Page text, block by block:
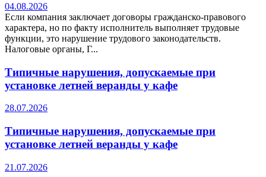
04.08.2026
Если компания заключает договоры гражданско-правового
характера, но по факту исполнитель выполняет трудовые
функции, это нарушение трудового законодательств.
Налоговые органы, Г...
Типичные нарушения, допускаемые при
установке летней веранды у кафе
28.07.2026
Типичные нарушения, допускаемые при
установке летней веранды у кафе
21.07.2026